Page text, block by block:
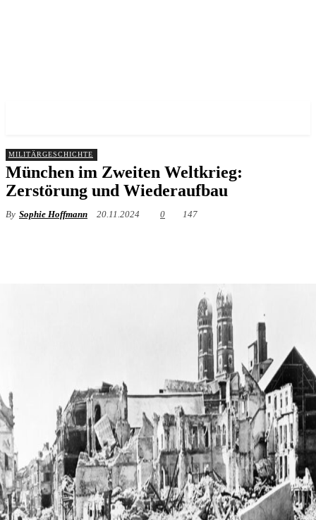
MILITÄRGESCHICHTE
München im Zweiten Weltkrieg:
Zerstörung und Wiederaufbau
By Sophie Hoffmann 20.11.2024 0 147